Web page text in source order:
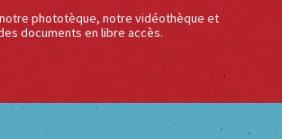
phototèque, notre vidéothèque et
documents en libre accès.